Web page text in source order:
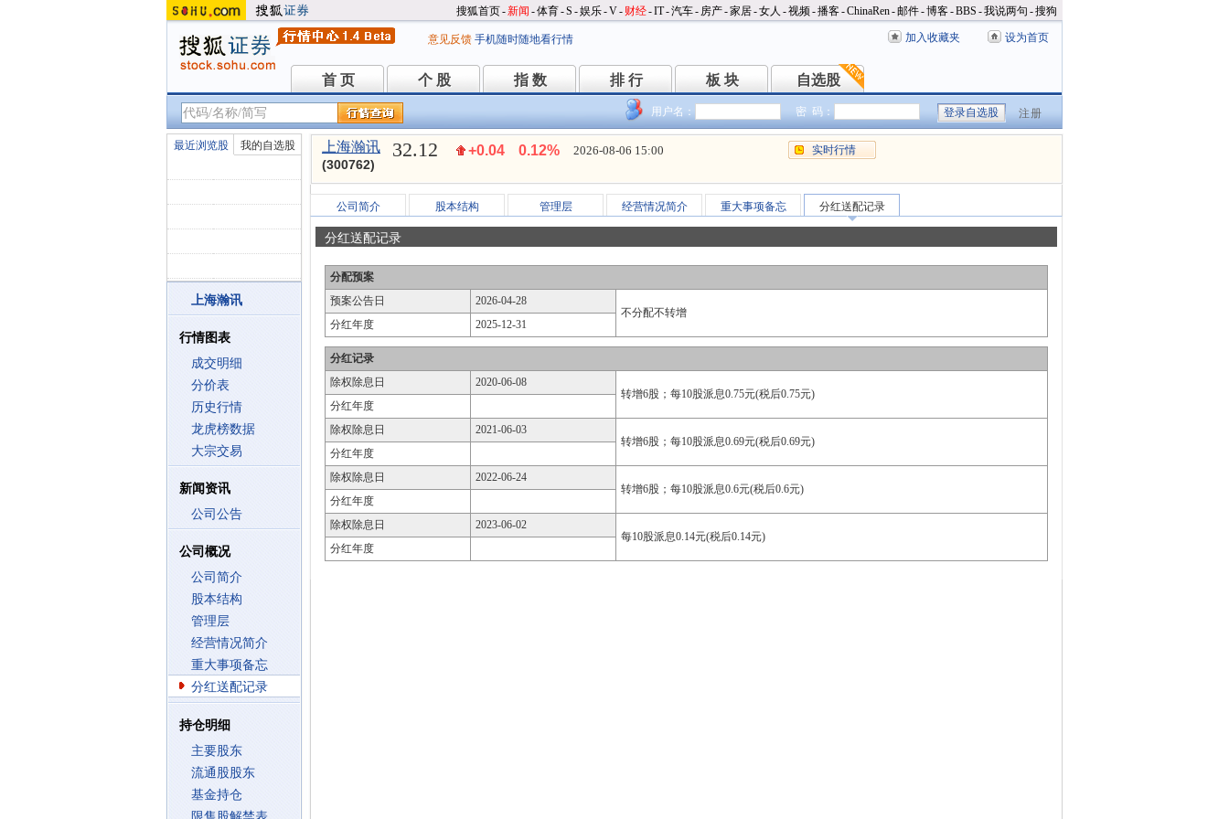
搜狐首页-新闻 -体育-S -娱乐-V- 财经-IT-汽车- 房产-家居-女人 -视频-播客-ChinaRen-邮件-博客-BBS -我说两句 -搜狗
意见反馈 手机随时随地看行情 加入收藏夹 设为首页
首 页
首 页 个 股
个 股 指 数
指 数 排 行
排 行 板 块
板 块 自选股
自选股
用户名： 密 码： 注册
最近浏览股 我的自选股
上海瀚讯
行情图表
成交明细
分价表
历史行情
龙虎榜数据
大宗交易
新闻资讯
公司公告
公司概况
公司简介
股本结构
管理层
经营情况简介
重大事项备忘
分红送配记录
持仓明细
主要股东
流通股股东
基金持仓
上海瀚讯
(300762)
32.12 +0.04 0.12% 2026-08-06 15:00 实时行情
公司简介 股本结构 管理层 经营情况简介 重大事项备忘 分红送配记录
分红送配记录
分配预案
预案公告日
2026-04-28
不分配不转增
分红年度
2025-12-31
分红记录
除权除息日
2020-06-08
转增6股；每10股派息0.75元(税后0.75元)
分红年度
除权除息日
2021-06-03
转增6股；每10股派息0.69元(税后0.69元)
分红年度
除权除息日
2022-06-24
转增6股；每10股派息0.6元(税后0.6元)
分红年度
除权除息日
2023-06-02
每10股派息0.14元(税后0.14元)
分红年度